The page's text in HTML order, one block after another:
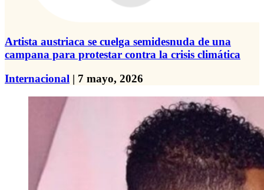
Artista austriaca se cuelga semidesnuda de una
campana para protestar contra la crisis climática
Internacional | 7 mayo, 2026